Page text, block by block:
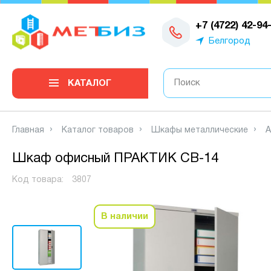
+7 (4722) 42-
Белгород
0
КАТАЛОГ
Главная Каталог товаров Шкафы металлические
Шкаф офисный ПРАКТИК СВ-14
Код товара: 3807
В наличии